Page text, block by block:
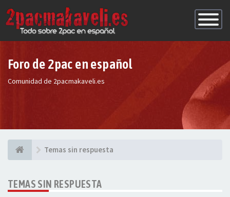
de
Foro de 2pac en español
Comunidad de 2pacmakaveli.es
Temas sin respuesta
TEMAS SIN RESPUESTA